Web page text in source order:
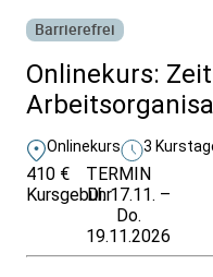
Barrierefrei
Onlinekurs:
Onlinekurs 3
410 €
Kursgebühr
TERMIN
Di. 17.11. –
Do.
19.11.2026